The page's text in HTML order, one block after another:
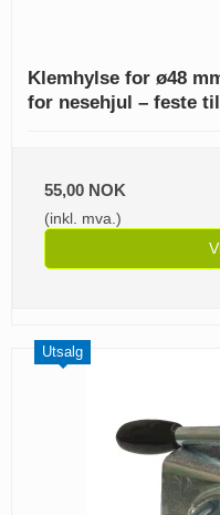
Klemhylse for ø48
for nesehjul – feste
55,00 NOK
(inkl. mva.)
Utsalg